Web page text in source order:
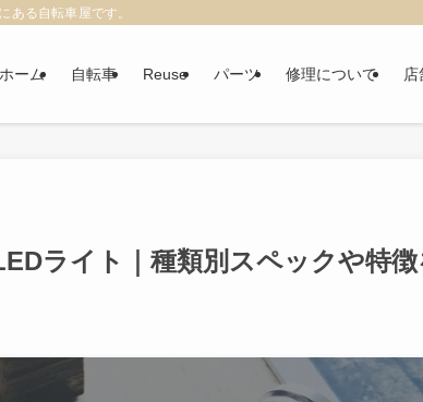
ある自転車屋です。
ホーム 自転車 Reuse パーツ 修理について
ライト｜種類別スペックや特